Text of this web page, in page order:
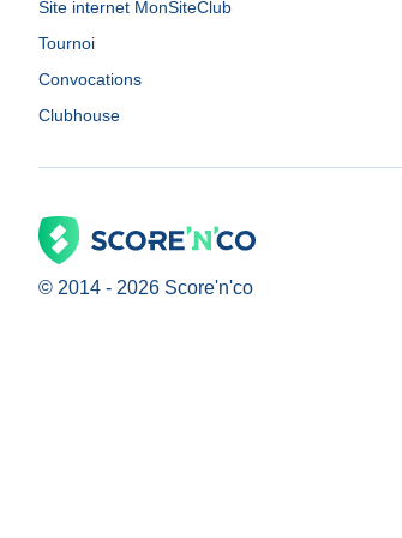
Site internet MonSiteClub
Tournoi
Convocations
Clubhouse
© 2014 - 2026 Score'n'co